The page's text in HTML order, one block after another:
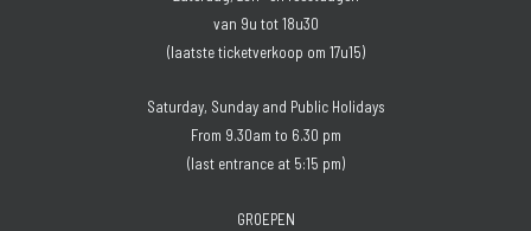
van 9u tot 18u30
(laatste ticketverkoop om 17u15)
Saturday, Sunday and Public Holidays
From 9.30am to 6.30 pm
(last entrance at 5:15 pm)
GROEPEN